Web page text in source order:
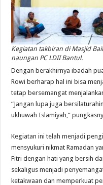
Kegiatan takbiran di Masjid
naungan PC LDII Bantul.
Dengan berakhirnya ibadah
Rowi berharap hal ini bisa
tetap bersemangat
“Jangan lupa juga
ukhuwah Islamiyah,”
Kegiatan ini telah menjadi
mensyukuri nikmat Ramadan
Fitri dengan hati yang bersih
sekaligus menjadi
ketakwaan dan memperkuat